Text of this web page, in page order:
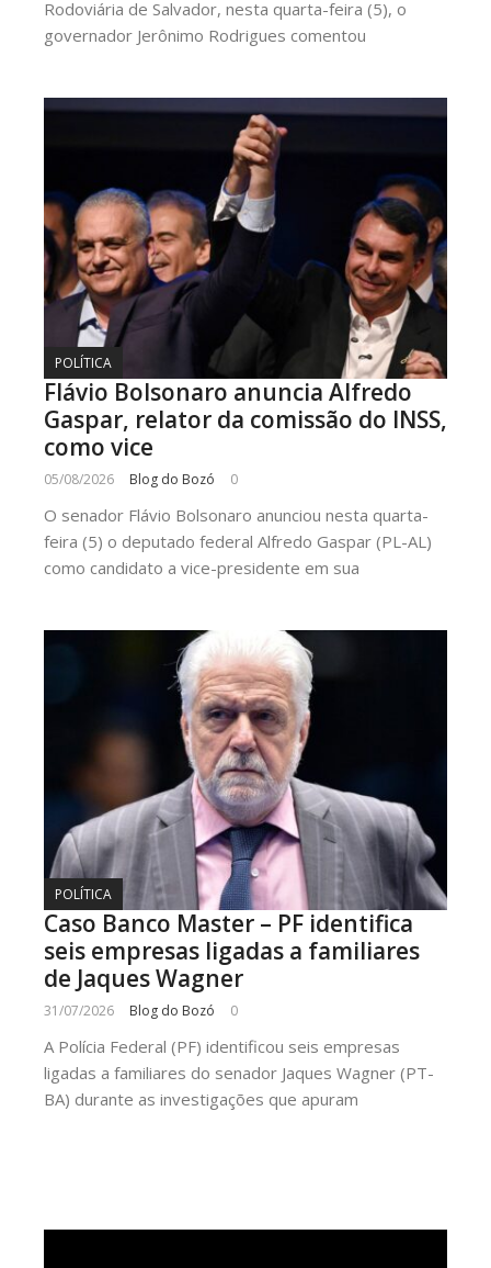
Rodoviária de Salvador, nesta quarta-feira (5), o
governador Jerônimo Rodrigues comentou
POLÍTICA
Flávio Bolsonaro anuncia Alfredo
Gaspar, relator da comissão do INSS,
como vice
05/08/2026 Blog do Bozó 0
O senador Flávio Bolsonaro anunciou nesta quarta-
feira (5) o deputado federal Alfredo Gaspar (PL-AL)
como candidato a vice-presidente em sua
POLÍTICA
Caso Banco Master – PF identifica
seis empresas ligadas a familiares
de Jaques Wagner
31/07/2026 Blog do Bozó 0
A Polícia Federal (PF) identificou seis empresas
ligadas a familiares do senador Jaques Wagner (PT-
BA) durante as investigações que apuram